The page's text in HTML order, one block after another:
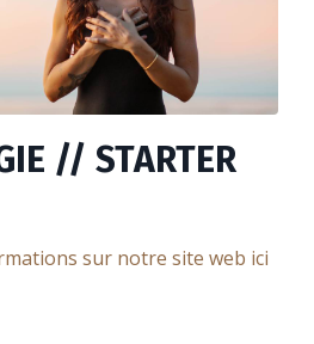
// STARTER
sur notre site web ici